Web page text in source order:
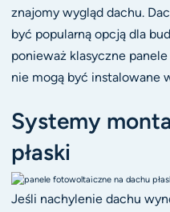
znajomy wygląd dachu.
być popularną opcją dla
ponieważ klasyczne
nie mogą być instalowane
Systemy
płaski
Jeśli nachylenie dachu